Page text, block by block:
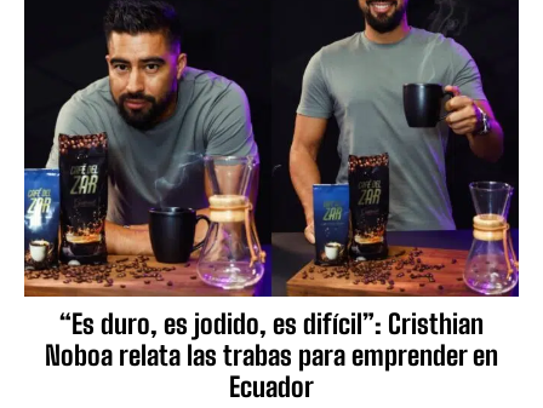
“Es duro, es jodido, es difícil”: Cristhian
Noboa relata las trabas para emprender en
Ecuador